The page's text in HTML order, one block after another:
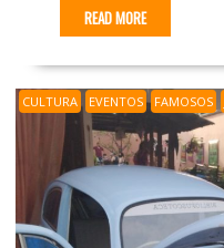
READ MORE
CULTURA EVENTOS FAMOSOS